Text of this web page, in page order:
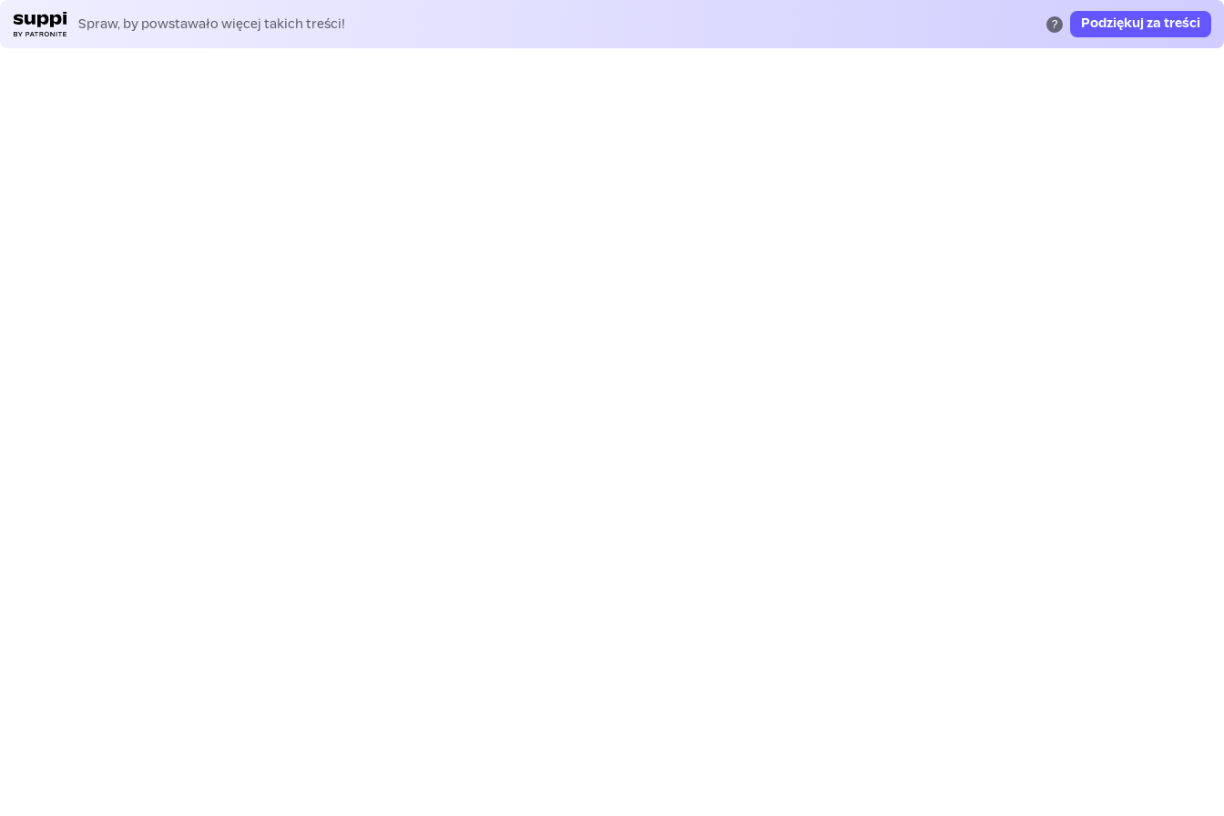
Spraw, by powstawało więcej takich treści! ? Podziękuj za treści